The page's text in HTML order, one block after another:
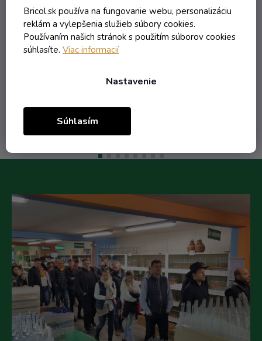
Bricol.sk používa na fungovanie webu, personalizáciu
reklám a vylepšenia služieb súbory cookies.
Používaním našich stránok s použitím súborov cookies
súhlasíte. Viac informacií
Nastavenie
Súhlasím
6165T - náhradná
Externý sklad - dodanie do 10 dní
15,61 € vrátane DPH